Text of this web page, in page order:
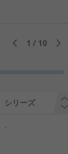
1 / 10
シリーズ
-